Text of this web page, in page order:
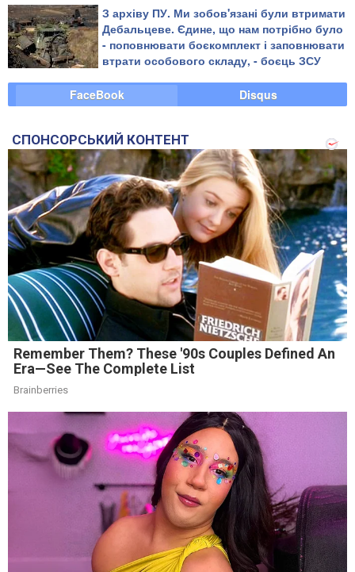
З архіву ПУ. Ми зобов'язані були втримати
Дебальцеве. Єдине, що нам потрібно було
- поповнювати боєкомплект і заповнювати
втрати особового складу, - боєць ЗСУ
FaceBook Disqus
СПОНСОРСЬКИЙ КОНТЕНТ
Remember Them? These '90s Couples Defined An
Era—See The Complete List
Brainberries